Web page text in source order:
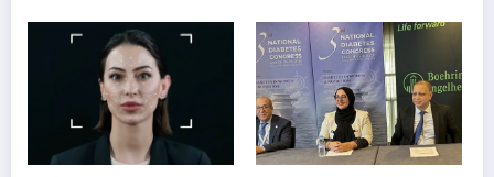
s’appuyant sur le partage des
expériences »